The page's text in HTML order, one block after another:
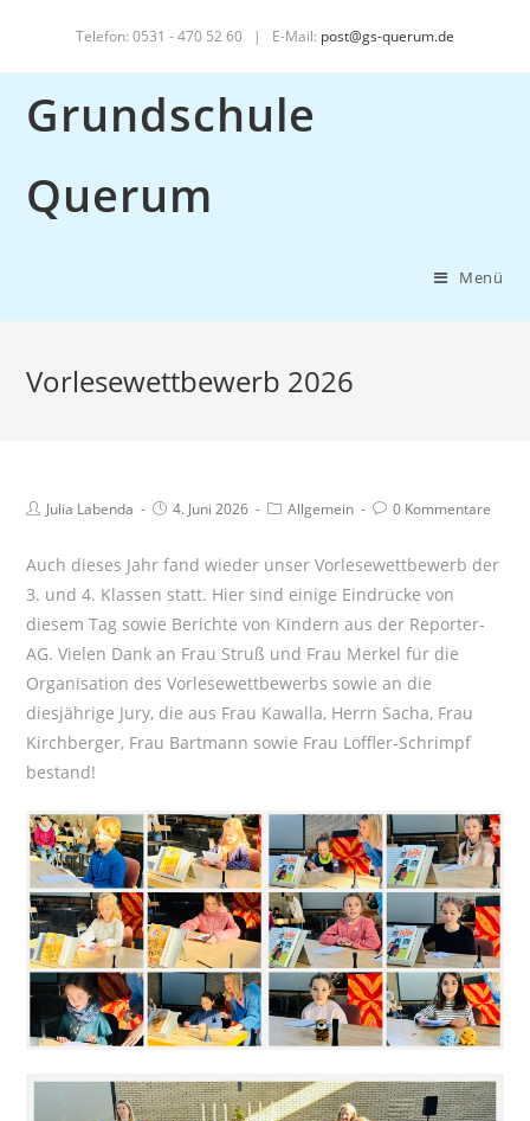
Telefon: 0531 - 470 52 60 | E-Mail: post@gs-querum.de
Grundschule
Querum
Menü
Vorlesewettbewerb 2026
Julia Labenda 4. Juni 2026 Allgemein 0 Kommentare
Auch dieses Jahr fand wieder unser Vorlesewettbewerb der
3. und 4. Klassen statt. Hier sind einige Eindrücke von
diesem Tag sowie Berichte von Kindern aus der Reporter-
AG. Vielen Dank an Frau Struß und Frau Merkel für die
Organisation des Vorlesewettbewerbs sowie an die
diesjährige Jury, die aus Frau Kawalla, Herrn Sacha, Frau
Kirchberger, Frau Bartmann sowie Frau Löffler-Schrimpf
bestand!